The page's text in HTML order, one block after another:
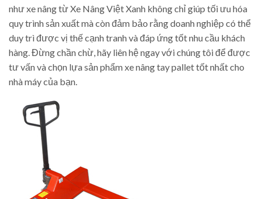
như xe nâng từ Xe Nâng Việt Xanh không chỉ giúp tối ưu hóa
quy trình sản xuất mà còn đảm bảo rằng doanh nghiệp có thể
duy trì được vị thế cạnh tranh và đáp ứng tốt nhu cầu khách
hàng. Đừng chần chừ, hãy liên hệ ngay với chúng tôi để được
tư vấn và chọn lựa sản phẩm xe nâng tay pallet tốt nhất cho
nhà máy của bạn.